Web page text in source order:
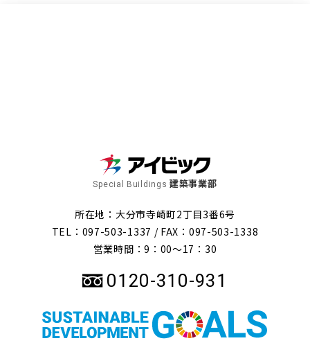
Special Buildings 建築事業部
所在地：大分市寺崎町2丁目3番6号
TEL：097-503-1337 / FAX：097-503-1338
営業時間：9：00～17：30
0120-310-931